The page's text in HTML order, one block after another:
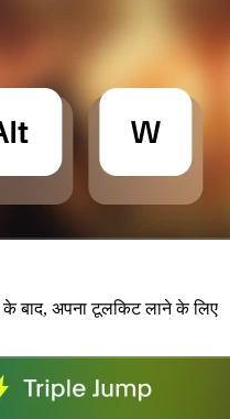
बाद, अपना टूलकिट लाने के लिए